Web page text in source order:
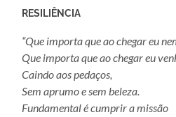
RESILIÊNCIA
“Que importa que ao chegar eu
Que importa que ao chegar eu
Caindo aos pedaços,
Sem aprumo e sem beleza.
Fundamental é cumprir a missão